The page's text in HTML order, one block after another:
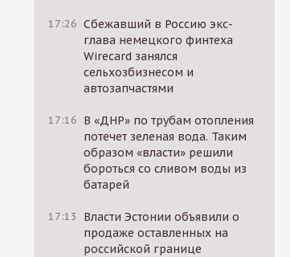
17:26 Сбежавший в Россию экс-
глава немецкого финтеха
Wirecard занялся
сельхозбизнесом и
автозапчастями
17:16 В «ДНР» по трубам отопления
потечет зеленая вода. Таким
образом «власти» решили
бороться со сливом воды из
батарей
17:13
Власти Эстонии объявили о
продаже оставленных на
российской границе